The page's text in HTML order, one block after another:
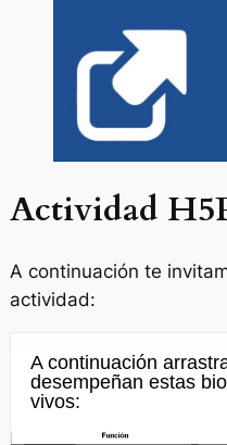
Actividad
A continuación te
actividad: